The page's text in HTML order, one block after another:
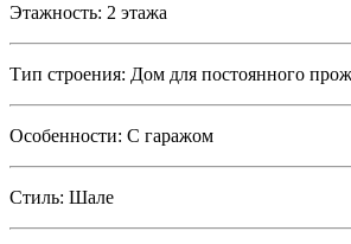
Этажность: 2 этажа
Тип строения: Дом для постоянного
Особенности: С гаражом
Стиль: Шале